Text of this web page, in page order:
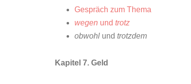
Gespräch zum Thema
wegen und trotz
obwohl und trotzdem
Kapitel 7. Geld